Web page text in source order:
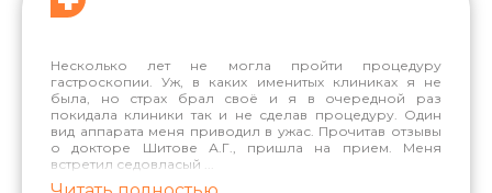
Несколько лет не могла пройти процедуру
гастроскопии. Уж, в каких именитых клиниках я не
была, но страх брал своё и я в очередной раз
покидала клиники так и не сделав процедуру. Один
вид аппарата меня приводил в ужас. Прочитав отзывы
о докторе Шитове А.Г., пришла на прием. Меня
встретил седовласый